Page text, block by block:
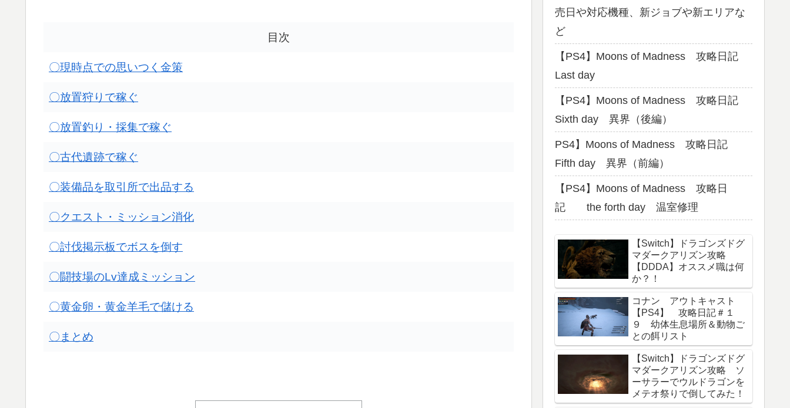
目次
〇現時点での思いつく金策
〇放置狩りで稼ぐ
〇放置釣り・採集で稼ぐ
〇古代遺跡で稼ぐ
〇装備品を取引所で出品する
〇クエスト・ミッション消化
〇討伐掲示板でボスを倒す
〇闘技場のLv達成ミッション
〇黄金卵・黄金羊毛で儲ける
〇まとめ
売日や対応機種、新ジョブや新エリアな
ど
【PS4】Moons of Madness 攻略日記
Last day
【PS4】Moons of Madness 攻略日記
Sixth day 異界（後編）
PS4】Moons of Madness 攻略日記
Fifth day 異界（前編）
【PS4】Moons of Madness 攻略日
記 the forth day 温室修理
【Switch】ドラゴンズドグ
マダークアリズン攻略
【DDDA】オススメ職は何
か？！
コナン アウトキャスト
【PS4】 攻略日記＃１
９ 幼体生息場所＆動物ご
との餌リスト
【Switch】ドラゴンズドグ
マダークアリズン攻略 ソ
ーサラーでウルドラゴンを
メテオ祭りで倒してみた！